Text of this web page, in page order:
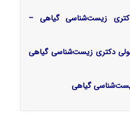
زیست‌شناسی گیاهی –
دکتری زیست‌شناسی گیاهی
گیاهی